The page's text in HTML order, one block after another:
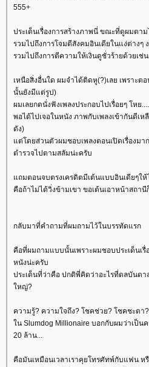
555+
ประเด็นเรื่องการสร้างภาพนี่ ขณะที่ดูผมตา
รวมไปถึงการโจมตีสังคมอินเดียในแง่ต่างๆ
รวมไปถึงการตีความให้เงินดูชั่วร้ายด้วยเช่
เหนือสิ่งอื่นใด ผมจำได้ติดหู(?)เลย เพราะต
นั้นยังมีแต่รูป)
ผมเลยกดนั่งฟังเพลงประกอบไปเรื่อยๆ โหย
พอได้ไปเจอในหนัง ภาพกับเพลงเข้ากันดีเห
ดัง)
ต่โดยส่วนตัวผมชอบเพลงตอนเปิดเรื่องมา
ตำรวจไปตามสลัมน่ะครับ
ถมตอนจบตรงเครดิตมีเต้นแบบอินเดียๆให้
คือถ้าไม่ได้วิ่งข้ามเขา ขอเต้นเอาหน้าสถา
กลับมาที่คำถามที่ผมถามไว้ในบรรทัดแรก
คือที่ผมถามแบบนั้นเพราะผมชอบประเด็นเรื่
หนังน่ะครับ
ประเด็นที่ว่าคือ ปกติพี่คิดว่าอะไรที่ดลบันดา
หญ่?
ความรู้? ความใจถึง? โชคช่วย? โชคชะตา
น Slumdog Millionaire บอกกับผมว่าเป็น
20 ล้าน...
คือมันเหมือนเวลาเราคุยโทรศัทพ์กับแฟน ห